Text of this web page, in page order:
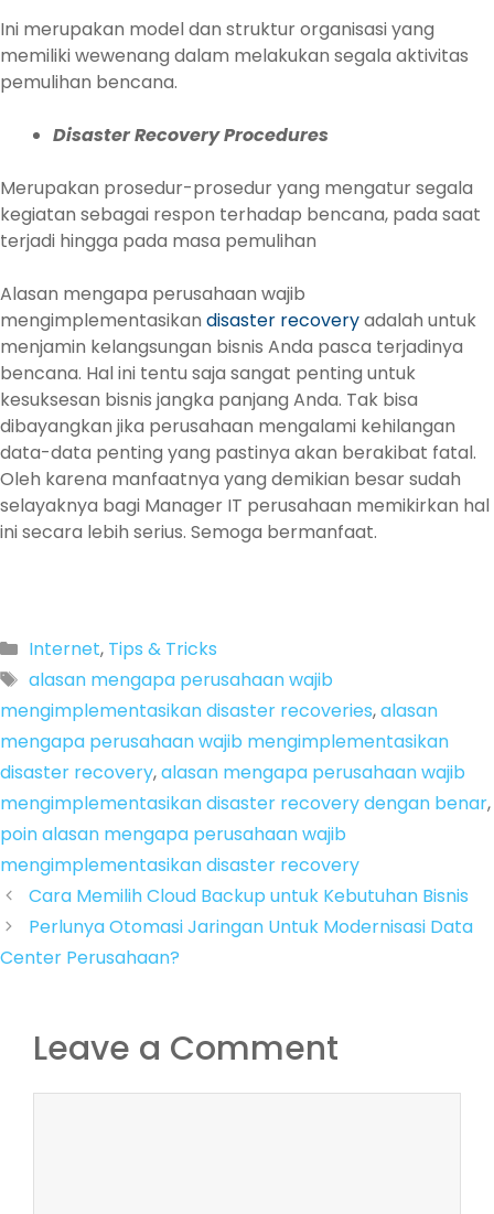
Ini merupakan model dan struktur organisasi yang
memiliki wewenang dalam melakukan segala aktivitas
pemulihan bencana.
Disaster Recovery Procedures
Merupakan prosedur-prosedur yang mengatur segala
kegiatan sebagai respon terhadap bencana, pada saat
terjadi hingga pada masa pemulihan
Alasan mengapa perusahaan wajib
mengimplementasikan disaster recoveryadalah untuk
menjamin kelangsungan bisnis Anda pasca terjadinya
bencana. Hal ini tentu saja sangat penting untuk
kesuksesan bisnis jangka panjang Anda. Tak bisa
dibayangkan jika perusahaan mengalami kehilangan
data-data penting yang pastinya akan berakibat fatal.
Oleh karena manfaatnya yang demikian besar sudah
selayaknya bagi Manager IT perusahaan memikirkan hal
ini secara lebih serius. Semoga bermanfaat.
Categories
Internet, Tips & Tricks
Tags
alasan mengapa perusahaan wajib
mengimplementasikan disaster recoveries,alasan
mengapa perusahaan wajib mengimplementasikan
disaster recovery,alasan mengapa perusahaan wajib
mengimplementasikan disaster recovery dengan benar,
poin alasan mengapa perusahaan wajib
mengimplementasikan disaster recovery
Cara Memilih Cloud Backup untuk Kebutuhan Bisnis
Perlunya Otomasi Jaringan Untuk Modernisasi Data
Center Perusahaan?
Leave a Comment